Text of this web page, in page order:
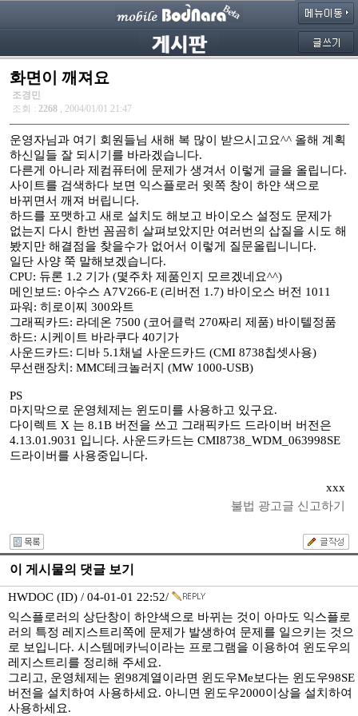
화면이 깨져요
조경민
조회 : 2268 , 2004/01/01 21:47
운영자님과 여기 회원들님 새해 복 많이 받으시고요^^ 올해 계획
하신일들 잘 되시기를 바라겠습니다.
다른게 아니라 제컴퓨터에 문제가 생겨서 이렇게 글을 올립니다.
사이트를 검색하다 보면 익스플로러 윗쪽 창이 하얀 색으로
바뀌면서 깨져 버립니다.
하드를 포맷하고 새로 설치도 해보고 바이오스 설정도 문제가
없는지 다시 한번 꼼곰히 살펴보았지만 여러번의 삽질을 시도 해
봤지만 해결점을 찾을수가 없어서 이렇게 질문올립니니다.
일단 사양 쭉 말해보겠습니다.
CPU: 듀론 1.2 기가 (몇주차 제품인지 모르겠네요^^)
메인보드: 아수스 A7V266-E (리버전 1.7) 바이오스 버전 1011
파워: 히로이찌 300와트
그래픽카드: 라데온 7500 (코어클럭 270짜리 제품) 바이텔정품
하드: 시케이트 바라쿠다 40기가
사운드카드: 디바 5.1채널 사운드카드 (CMI 8738칩셋사용)
무선랜장치: MMC테크놀러지 (MW 1000-USB)
PS
마지막으로 운영체제는 윈도미를 사용하고 있구요.
다이렉트 X 는 8.1B 버전을 쓰고 그래픽카드 드라이버 버전은
4.13.01.9031 입니다. 사운드카드는 CMI8738_WDM_063998SE
드라이버를 사용중입니다.
xxx
불법 광고글 신고하기
이 게시물의 댓글 보기
HWDOC (ID) / 04-01-01 22:52/
익스플로러의 상단창이 하얀색으로 바뀌는 것이 아마도 익스플로
러의 특정 레지스트리쪽에 문제가 발생하여 문제를 일으키는 것으
로 보입니다. 시스템메카닉이라는 프로그램을 이용하여 윈도우의
레지스트리를 정리해 주세요.
그리고, 운영체제는 윈98계열이라면 윈도우Me보다는 윈도우98SE
버전을 설치하여 사용하세요. 아니면 윈도우2000이상을 설치하여
사용하세요.